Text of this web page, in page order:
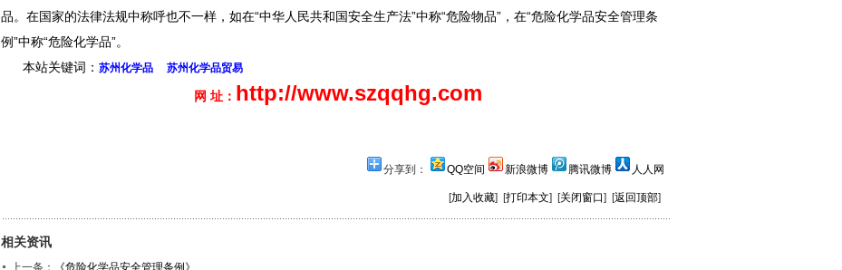
品。在国家的法律法规中称呼也不一样，如在“中华人民共和国安全生产法”中称“危险物品”，在“危险化学品安全管理条
例”中称“危险化学品”。
本站关键词： 苏州化学品 苏州化学品贸易
网 址： http://www.szqqhg.com
分享到： QQ空间 新浪微博 腾讯微博 人人网
[加入收藏] [打印本文] [关闭窗口] [返回顶部]
相关资讯
上一条： 《危险化学品安全管理条例》